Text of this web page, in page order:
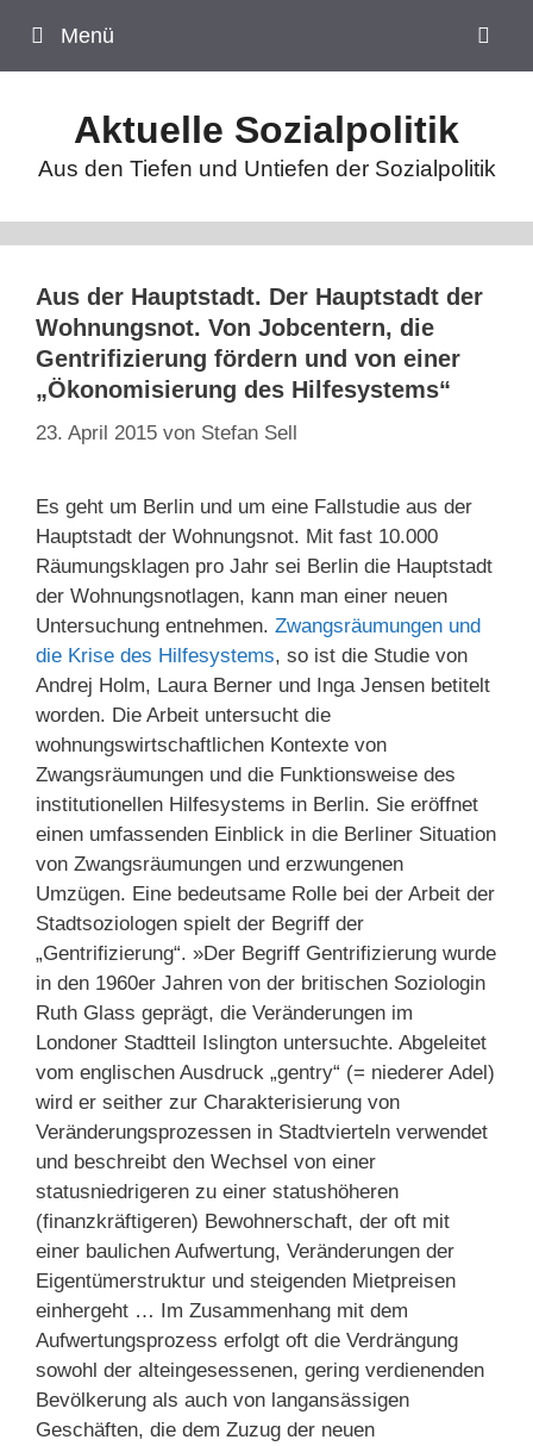
Inhalt
springen
Menü
Aktuelle Sozialpolitik
Aus den Tiefen und Untiefen der Sozialpolitik
Aus der Hauptstadt. Der Hauptstadt der
Wohnungsnot. Von Jobcentern, die
Gentrifizierung fördern und von einer
„Ökonomisierung des Hilfesystems“
23. April 2015 von Stefan Sell
Es geht um Berlin und um eine Fallstudie aus der
Hauptstadt der Wohnungsnot. Mit fast 10.000
Räumungsklagen pro Jahr sei Berlin die Hauptstadt
der Wohnungsnotlagen, kann man einer neuen
Untersuchung entnehmen. Zwangsräumungen und
die Krise des Hilfesystems, so ist die Studie von
Andrej Holm, Laura Berner und Inga Jensen betitelt
worden. Die Arbeit untersucht die
wohnungswirtschaftlichen Kontexte von
Zwangsräumungen und die Funktionsweise des
institutionellen Hilfesystems in Berlin. Sie eröffnet
einen umfassenden Einblick in die Berliner Situation
von Zwangsräumungen und erzwungenen
Umzügen. Eine bedeutsame Rolle bei der Arbeit der
Stadtsoziologen spielt der Begriff der
„Gentrifizierung“. »Der Begriff Gentrifizierung wurde
in den 1960er Jahren von der britischen Soziologin
Ruth Glass geprägt, die Veränderungen im
Londoner Stadtteil Islington untersuchte. Abgeleitet
vom englischen Ausdruck „gentry“ (= niederer Adel)
wird er seither zur Charakterisierung von
Veränderungsprozessen in Stadtvierteln verwendet
und beschreibt den Wechsel von einer
statusniedrigeren zu einer statushöheren
(finanzkräftigeren) Bewohnerschaft, der oft mit
einer baulichen Aufwertung, Veränderungen der
Eigentümerstruktur und steigenden Mietpreisen
einhergeht … Im Zusammenhang mit dem
Aufwertungsprozess erfolgt oft die Verdrängung
sowohl der alteingesessenen, gering verdienenden
Bevölkerung als auch von langansässigen
Geschäften, die dem Zuzug der neuen